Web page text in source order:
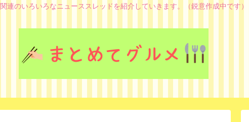
連のいろいろなニューススレッドを紹介していきます。（鋭意作成中です）